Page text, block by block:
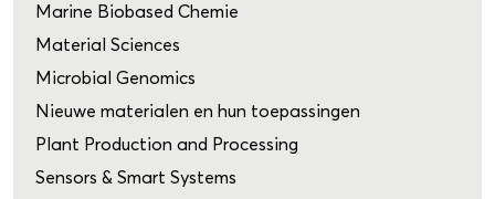
Marine Biobased Chemie
Material Sciences
Microbial Genomics
Nieuwe materialen en hun toepassingen
Plant Production and Processing
Sensors & Smart Systems